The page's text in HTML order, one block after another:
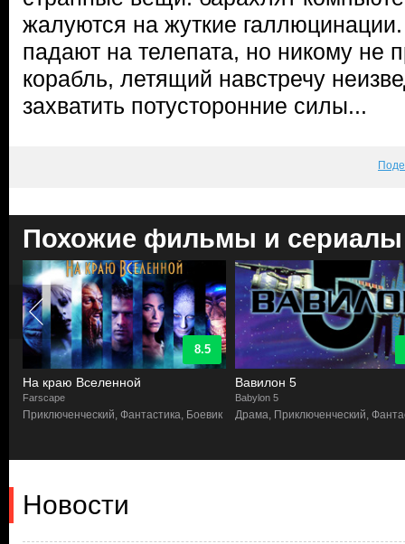
жалуются на жуткие
падают на телепата, но никому не
корабль, летящий навстречу
захватить потусторонние силы...
Похожие фильмы и сериалы
8.5
На краю Вселенной
Farscape
Приключенческий, Фантастика, Боевик
Вавилон 5
Babylon 5
Драма, Приключенческий,
Новости